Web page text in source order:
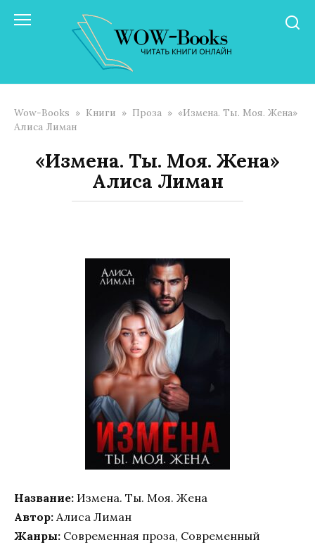
Wow-Books » Книги » Проза » «Измена. Ты. Моя. Жена»
Алиса Лиман
«Измена. Ты. Моя. Жена»
Алиса Лиман
Название: Измена. Ты. Моя. Жена
Автор: Алиса Лиман
Жанры: Современная проза, Современный